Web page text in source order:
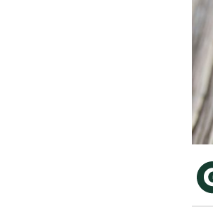
Todas las recetas